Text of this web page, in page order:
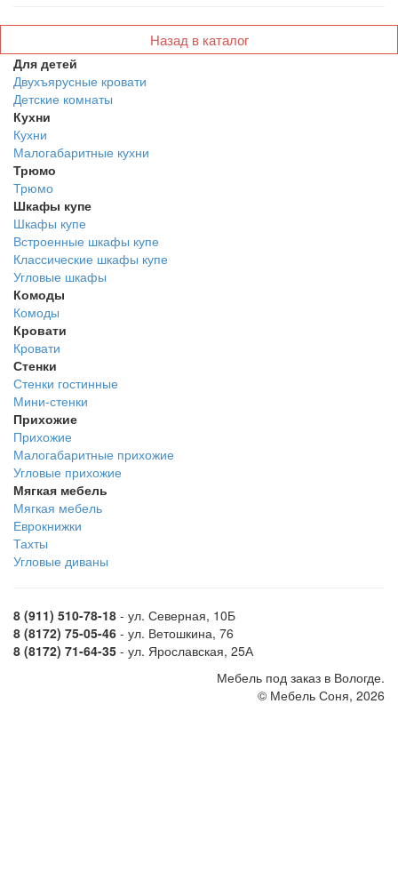
Назад в каталог
Для детей
Двухъярусные кровати
Детские комнаты
Кухни
Кухни
Малогабаритные кухни
Трюмо
Трюмо
Шкафы купе
Шкафы купе
Встроенные шкафы купе
Классические шкафы купе
Угловые шкафы
Комоды
Комоды
Кровати
Кровати
Стенки
Стенки гостинные
Мини-стенки
Прихожие
Прихожие
Малогабаритные прихожие
Угловые прихожие
Мягкая мебель
Мягкая мебель
Еврокнижки
Тахты
Угловые диваны
8 (911) 510-78-18 - ул. Северная, 10Б
8 (8172) 75-05-46 - ул. Ветошкина, 76
8 (8172) 71-64-35 - ул. Ярославская, 25А
Мебель под заказ в Вологде.
© Мебель Соня, 2026